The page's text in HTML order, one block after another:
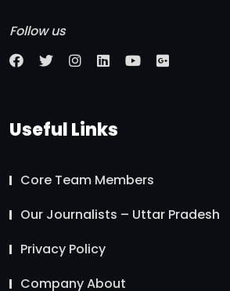
Follow us
Useful Links
Core Team Members
Our Journalists – Uttar Pradesh
Privacy Policy
Company About